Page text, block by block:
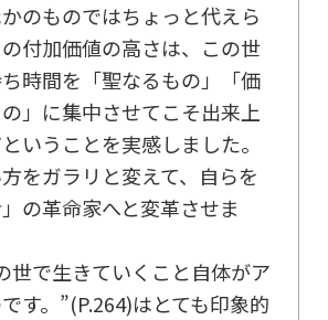
かのものではちょっと代えら
付加価値の高さは、この世
時間を「聖なるもの」「価
」に集中させてこそ出来上
いうことを実感しました。
をガラリと変えて、自らを
」の革命家へと変革させま
世で生きていくこと自体がア
す。”(P.264)はとても印象的